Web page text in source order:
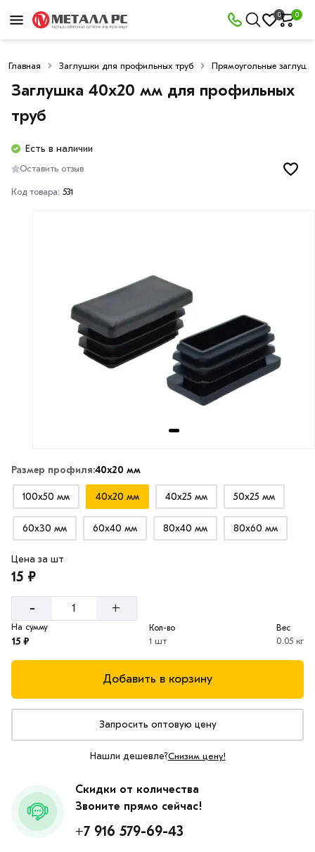
0 0
Главная Заглушки для профильных труб Прямоугольные
Заглушка 40х20 мм для профильных
труб
Есть в наличии
Оставить отзыв
Код товара: 531
Размер профиля:40х20 мм
100х50 мм 40х20 мм 40х25 мм 50х25 мм
60х30 мм 60х40 мм 80х40 мм 80х60 мм
Цена за шт
15 ₽
- +
На сумму
15 ₽
Кол-во
1 шт
Вес
0.05 кг
Добавить в корзину
Запросить оптовую цену
Нашли дешевле?Снизим цену!
Скидки от количества
Звоните прямо сейчас!
+7 916 579-69-43